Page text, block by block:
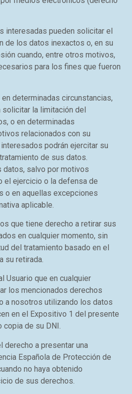
interesadas pueden solicitar el
de los datos inexactos o, en su
cuando, entre otros motivos,
para los fines que fueron
determinadas circunstancias,
la limitación del
o en determinadas
relacionados con su
podrán ejercitar su
de sus datos.
datos, salvo por motivos
el ejercicio o la defensa de
o en aquellas excepciones
aplicable.
que tiene derecho a retirar sus
en cualquier momento, sin
del tratamiento basado en el
su retirada.
Usuario que en cualquier
los mencionados derechos
a nosotros utilizando los datos
en el Expositivo 1 del presente
copia de su DNI.
derecho a presentar una
Española de Protección de
no haya obtenido
de sus derechos.